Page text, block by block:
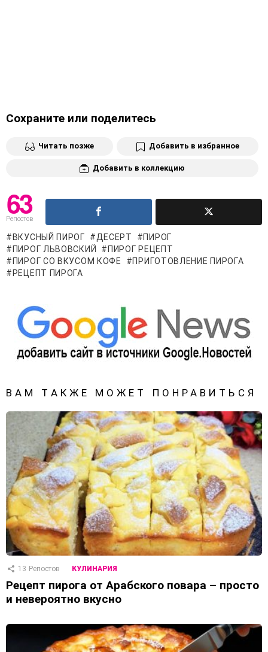
Сохраните или поделитесь
Читать позже Добавить в избранное
Добавить в коллекцию
63
Репостов
ВКУСНЫЙ ПИРОГ ДЕСЕРТ
ПИРОГ
ПИРОГ ЛЬВОВСКИЙ
ПИРОГ РЕЦЕПТ
ПИРОГ СО ВКУСОМ КОФЕ
ПРИГОТОВЛЕНИЕ ПИРОГА
РЕЦЕПТ ПИРОГА
ВАМ ТАКЖЕ МОЖЕТ ПОНРАВИТЬСЯ
13 Репостов КУЛИНАРИЯ
Рецепт пирога от Арабского повара – просто
и невероятно вкусно